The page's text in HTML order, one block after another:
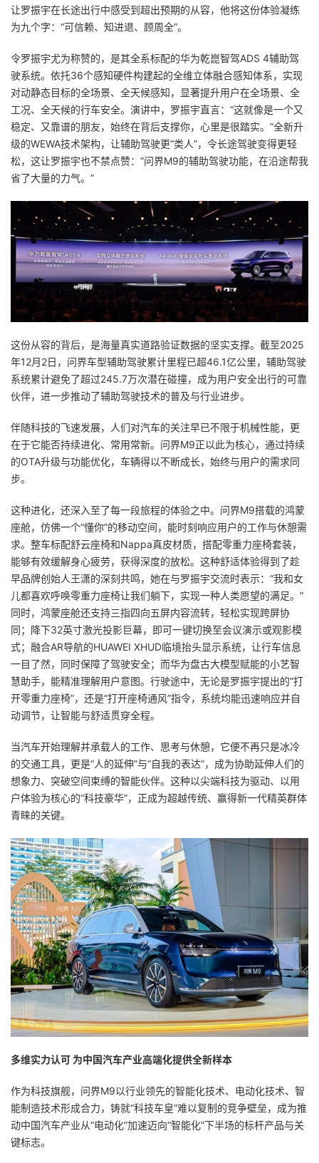
让罗振宇在长途出行中感受到超出预期的从容，他将这份体验凝练
为九个字：“可信赖、知进退、顾周全”。
令罗振宇尤为称赞的，是其全系标配的华为乾崑智驾ADS 4辅助驾
驶系统。依托36个感知硬件构建起的全维立体融合感知体系，实现
对动静态目标的全场景、全天候感知，显著提升用户在全场景、全
工况、全天候的行车安全。演讲中，罗振宇直言：“这就像是一个又
稳定、又靠谱的朋友，始终在背后支撑你，心里是很踏实。”全新升
级的WEWA技术架构，让辅助驾驶更“类人”，令长途驾驶变得更轻
松，这让罗振宇也不禁点赞：“问界M9的辅助驾驶功能，在沿途帮我
省了大量的力气。”
这份从容的背后，是海量真实道路验证数据的坚实支撑。截至2025
年12月2日，问界车型辅助驾驶累计里程已超46.1亿公里，辅助驾驶
系统累计避免了超过245.7万次潜在碰撞，成为用户安全出行的可靠
伙伴，进一步推动了辅助驾驶技术的普及与行业进步。
伴随科技的飞速发展，人们对汽车的关注早已不限于机械性能，更
在于它能否持续进化、常用常新。问界M9正以此为核心，通过持续
的OTA升级与功能优化，车辆得以不断成长，始终与用户的需求同
步。
这种进化，还深入至了每一段旅程的体验之中。问界M9搭载的鸿蒙
座舱，仿佛一个“懂你”的移动空间，能时刻响应用户的工作与休憩需
求。整车标配舒云座椅和Nappa真皮材质，搭配零重力座椅套装，
能够有效缓解身心疲劳，获得深度的放松。这种舒适体验得到了趁
早品牌创始人王潇的深刻共鸣，她在与罗振宇交流时表示：“我和女
儿都喜欢呼唤零重力座椅让我们躺下，实现一种人类愿望的满足。”
同时，鸿蒙座舱还支持三指四向五屏内容流转，轻松实现跨屏协
同；降下32英寸激光投影巨幕，即可一键切换至会议演示或观影模
式；融合AR导航的HUAWEI XHUD临境抬头显示系统，让行车信息
一目了然，同时保障了驾驶安全；而华为盘古大模型赋能的小艺智
慧助手，能精准理解用户意图。行驶途中，无论是罗振宇提出的“打
开零重力座椅”，还是“打开座椅通风”指令，系统均能迅速响应并自
动调节，让智能与舒适贯穿全程。
当汽车开始理解并承载人的工作、思考与休憩，它便不再只是冰冷
的交通工具，更是“人的延伸”与“自我的表达”，成为协助延伸人们的
想象力、突破空间束缚的智能伙伴。这种以尖端科技为驱动、以用
户体验为核心的“科技豪华”，正成为超越传统、赢得新一代精英群体
青睐的关键。
多维实力认可 为中国汽车产业高端化提供全新样本
作为科技旗舰，问界M9以行业领先的智能化技术、电动化技术、智
能制造技术形成合力，铸就“科技车皇”难以复制的竞争壁垒，成为推
动中国汽车产业从“电动化”加速迈向“智能化”下半场的标杆产品与关
键标志。